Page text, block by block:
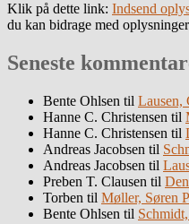
Klik på dette link: Indsend
du kan bidrage med
Seneste
Bente Ohlsen til Lausen,
Hanne C. Christensen til
Hanne C. Christensen til
Andreas Jacobsen til
Andreas Jacobsen til
Preben T. Clausen til
Torben til Møller, Søren
Bente Ohlsen til